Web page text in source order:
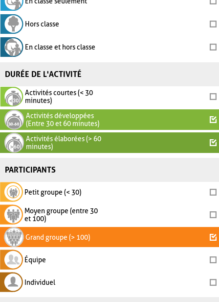
Hors classe
En classe et hors classe
DURÉE DE L'ACTIVITÉ
Activités courtes (< 30
minutes)
Activités développées
(Entre 30 et 60 minutes)
Activités élaborées (> 60
minutes)
PARTICIPANTS
Petit groupe (< 30)
Moyen groupe (entre 30
et 100)
Grand groupe (> 100)
Équipe
Individuel